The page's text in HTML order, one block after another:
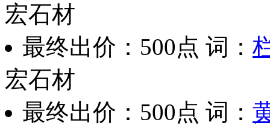
宏石材
最终出价： 500点 词：
宏石材
最终出价： 500点 词：